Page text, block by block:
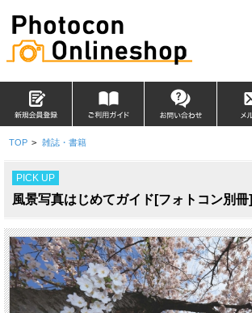
TOP > 雑誌・書籍
PICK UP
風景写真はじめてガイド[フォトコン別冊]